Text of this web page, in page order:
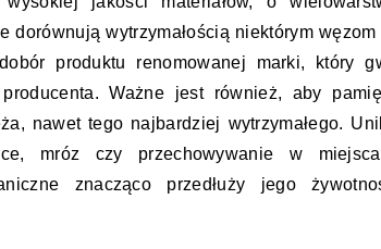
dorównują wytrzymałością niektórym
produktu renomowanej marki, który
Ważne jest również, aby
nawet tego najbardziej wytrzymałego.
mróz czy przechowywanie w
znacząco przedłuży jego